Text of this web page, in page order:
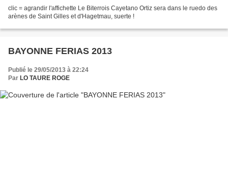
clic = agrandir l'affichette Le Biterrois Cayetano Ortiz sera dans le ruedo des
arènes de Saint Gilles et d'Hagetmau, suerte !
BAYONNE FERIAS 2013
Publié le 29/05/2013 à 22:24
Par LO TAURE ROGE